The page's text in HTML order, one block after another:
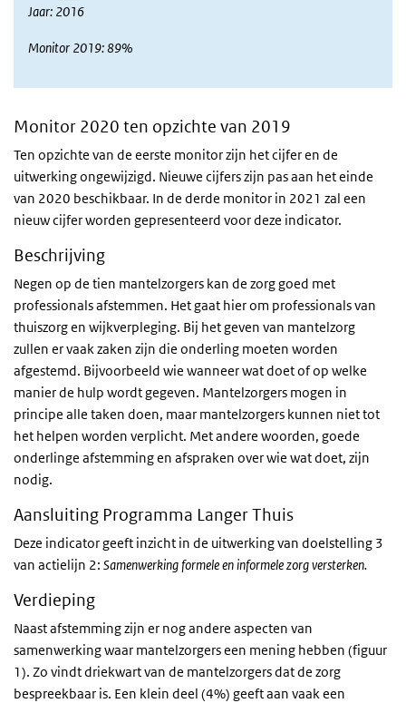
Jaar: 2016
Monitor 2019: 89%
Monitor 2020 ten opzichte van 2019
Ten opzichte van de eerste monitor zijn het cijfer en de
uitwerking ongewijzigd. Nieuwe cijfers zijn pas aan het einde
van 2020 beschikbaar. In de derde monitor in 2021 zal een
nieuw cijfer worden gepresenteerd voor deze indicator.
Beschrijving
Negen op de tien mantelzorgers kan de zorg goed met
professionals afstemmen. Het gaat hier om professionals van
thuiszorg en wijkverpleging. Bij het geven van mantelzorg
zullen er vaak zaken zijn die onderling moeten worden
afgestemd. Bijvoorbeeld wie wanneer wat doet of op welke
manier de hulp wordt gegeven. Mantelzorgers mogen in
principe alle taken doen, maar mantelzorgers kunnen niet tot
het helpen worden verplicht. Met andere woorden, goede
onderlinge afstemming en afspraken over wie wat doet, zijn
nodig.
Aansluiting Programma Langer Thuis
Deze indicator geeft inzicht in de uitwerking van doelstelling 3
van actielijn 2: Samenwerking formele en informele zorg versterken.
Verdieping
Naast afstemming zijn er nog andere aspecten van
samenwerking waar mantelzorgers een mening hebben (figuur
1). Zo vindt driekwart van de mantelzorgers dat de zorg
bespreekbaar is. Een klein deel (4%) geeft aan vaak een